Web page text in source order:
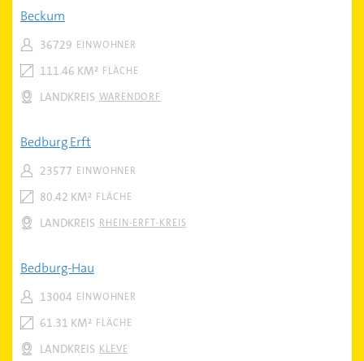
Beckum
EINWOHNER
36729
FLÄCHE
111.46 KM²
WARENDORF
LANDKREIS
Bedburg Erft
EINWOHNER
23577
FLÄCHE
80.42 KM²
RHEIN-ERFT-KREIS
LANDKREIS
Bedburg-Hau
EINWOHNER
13004
FLÄCHE
61.31 KM²
KLEVE
LANDKREIS